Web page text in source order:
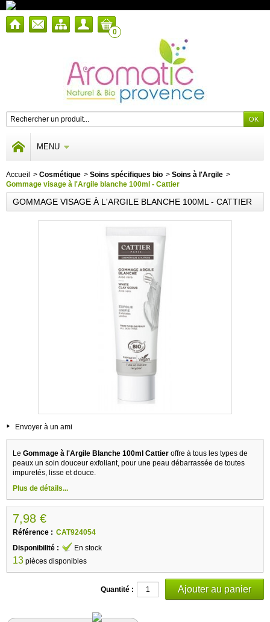
0
MENU
Accueil > Cosmétique > Soins spécifiques bio > Soins à l'Argile >
Gommage visage à l'Argile blanche 100ml - Cattier
GOMMAGE VISAGE À L'ARGILE BLANCHE 100ML - CATTIER
Envoyer à un ami
Le Gommage à l'Argile Blanche 100ml Cattier offre à tous les types de
peaux un soin douceur exfoliant, pour une peau débarrassée de toutes
impuretés, lisse et douce.
Plus de détails...
7,98 €
Référence : CAT924054
Disponibilité :
En stock
13 pièces disponibles
Quantité :